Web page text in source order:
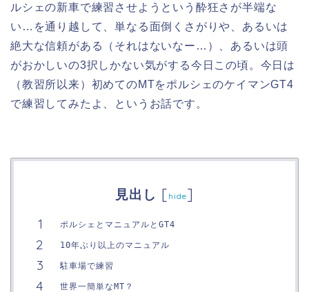
ルシェの新車で練習させようという酔狂さが半端な
い…を通り越して、単なる面倒くさがりや、あるいは
絶大な信頼がある（それはないなー…）、あるいは頭
がおかしいの3択しかない気がする今日この頃。今日は
（教習所以来）初めてのMTをポルシェのケイマンGT4
で練習してみたよ、というお話です。
見出し [ hide]
ポルシェとマニュアルとGT4
10年ぶり以上のマニュアル
駐車場で練習
世界一簡単なMT？